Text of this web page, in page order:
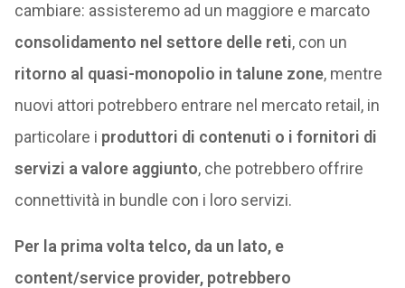
cambiare: assisteremo ad un maggiore e marcato
consolidamento nel settore delle reti, con un
ritorno al quasi-monopolio in talune zone, mentre
nuovi attori potrebbero entrare nel mercato retail, in
particolare i produttori di contenuti o i fornitori di
servizi a valore aggiunto, che potrebbero offrire
connettività in bundle con i loro servizi.
Per la prima volta telco, da un lato, e
content/service provider, potrebbero